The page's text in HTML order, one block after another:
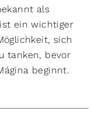
als
ein wichtiger
sich
tanken, bevor
beginnt.